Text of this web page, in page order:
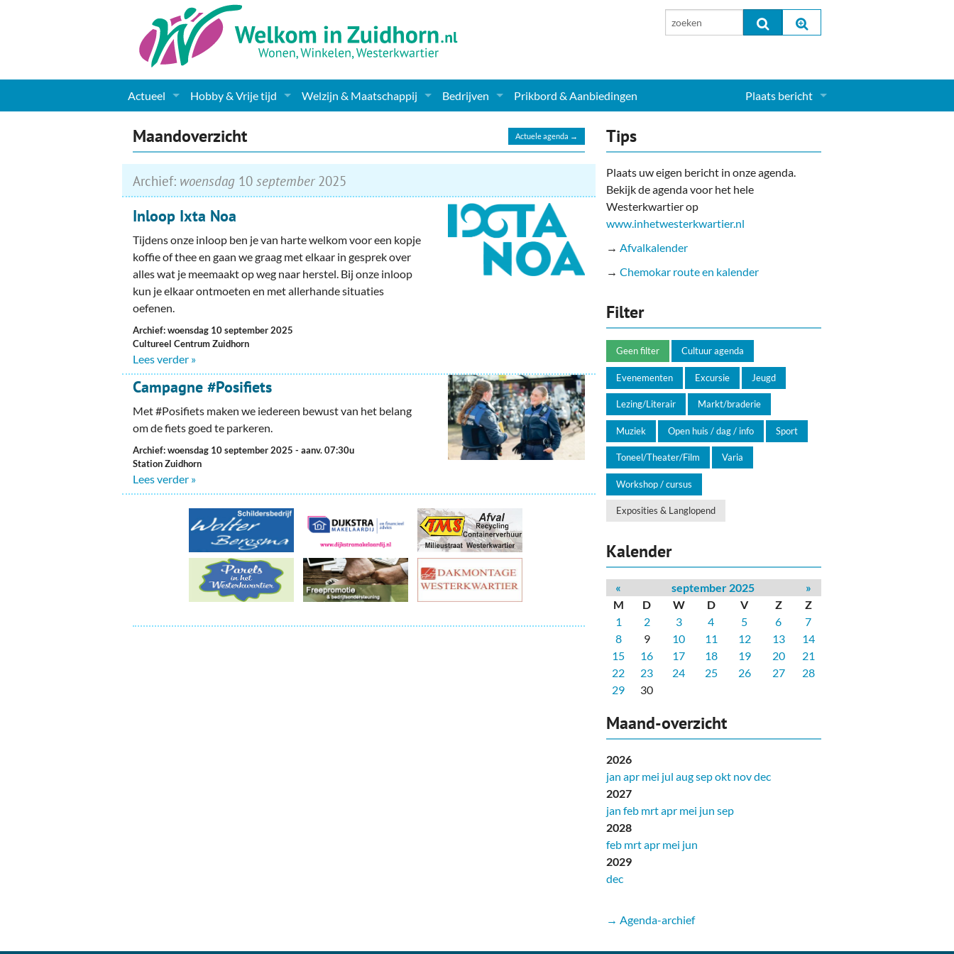
Actueel
Nieuws
Gemeente informatie
Woningaanbod
Columns & Redactioneel
Foto-pagina
Hobby & Vrije tijd
Muziek
Toerisme & Musea
Podia & Dorpshuizen
Welzijn & Maatschappij
Levensbeschouwelijk
Onderwijs & jeugd
Bedrijven
Supermarkt & Levensmiddelen
Dieren & Tuin
Horeca & Uitgaan
Financiën, Makelaars & Hypotheken
Diensten, Gemak & Zakelijk
(Ver) Bouw & Onderhoud
Bedrijven in de Regio Zuidhorn
Bedrijven van Vroeger
Prikbord & Aanbiedingen Plaats bericht
Actuele agenda →
Maandoverzicht
Archief: woensdag 10 september2025
Inloop Ixta Noa
Tijdens onze inloop ben je van harte welkom voor een kopje
koffie of thee en gaan we graag met elkaar in gesprek over
alles wat je meemaakt op weg naar herstel. Bij onze inloop
kun je elkaar ontmoeten en met allerhande situaties
oefenen.
Archief: woensdag 10 september 2025
Cultureel Centrum Zuidhorn
Lees verder »
Campagne #Posifiets
Met #Posifiets maken we iedereen bewust van het belang
om de fiets goed te parkeren.
Archief: woensdag 10 september 2025- aanv. 07:30u
Station Zuidhorn
Lees verder »
Tips
Plaats uw eigen bericht in onze agenda.
Bekijk de agenda voor het hele
Westerkwartier op
www.inhetwesterkwartier.nl
→ Afvalkalender
→ Chemokar route en kalender
Filter
Geen filter Cultuur agenda
Evenementen Excursie Jeugd
Lezing/Literair Markt/braderie
Muziek Open huis / dag / info Sport
Toneel/Theater/Film Varia
Workshop / cursus
Exposities & Langlopend
Kalender
« september 2025
»
M
D W D V Z
Z
1
2 3 4 5 6
7
8
9 10 11 12 13
14
15
16 17 18 19 20
21
22
23 24 25 26 27
28
29
30
Maand-overzicht
2026
jan apr mei jul augsepokt novdec
2027
jan feb mrtapr mei jun sep
2028
feb mrtapr mei jun
2029
dec
→ Agenda-archief